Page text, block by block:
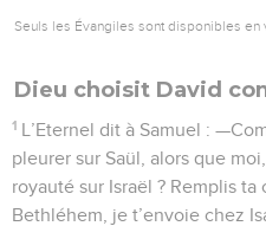
Seuls les Évangiles sont disponibles en
Dieu choisit David
1 L’Eternel dit à Samuel :
pleurer sur Saül, alors que
royauté sur Israël ? Remplis ta
Bethléhem, je t’envoie chez